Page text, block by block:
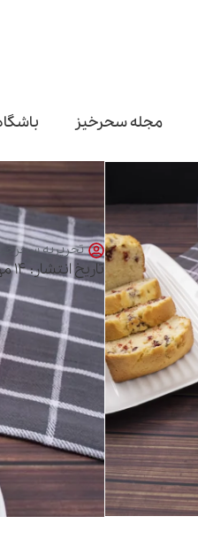
مجله سحرخیز
تحریریه سحرخیز
تاریخ انتشار: ۱۴ مهر ۱۴۰۳ | تاریخ بروزرسانی: ۰۷ خرداد ۱۴۰۴